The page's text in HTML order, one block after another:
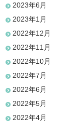
2023年6月
2023年1月
2022年12月
2022年11月
2022年10月
2022年7月
2022年6月
2022年5月
2022年4月